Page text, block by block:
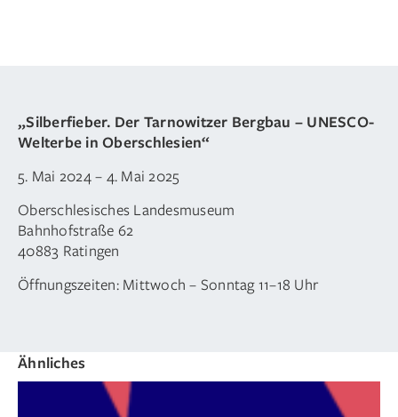
„Silberfieber. Der Tarnowitzer Bergbau – UNESCO-
Welterbe in Oberschlesien“
5. Mai 2024 – 4. Mai 2025
Oberschlesisches Landesmuseum
Bahnhofstraße 62
40883 Ratingen
Öffnungszeiten: Mittwoch – Sonntag 11–18 Uhr
Ähnliches